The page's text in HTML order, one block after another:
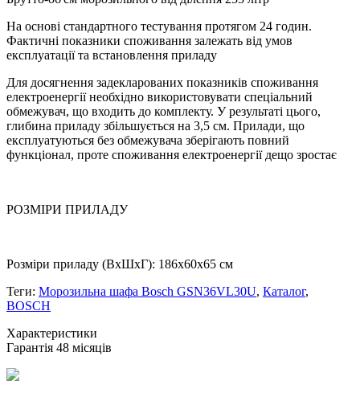
На основі стандартного тестування протягом 24 годин.
Фактичні показники споживання залежать від умов
експлуатації та встановлення приладу
Для досягнення задекларованих показників споживання
електроенергії необхідно використовувати спеціальний
обмежувач, що входить до комплекту. У результаті цього,
глибина приладу збільшується на 3,5 см. Прилади, що
експлуатуються без обмежувача зберігають повний
функціонал, проте споживання електроенергії дещо зростає
РОЗМІРИ ПРИЛАДУ
Розміри приладу (ВхШхГ): 186x60x65 см
Теги: Морозильна шафа Bosch GSN36VL30U, Каталог,
BOSCH
Xарактеристики
Гарантія 48 місяців